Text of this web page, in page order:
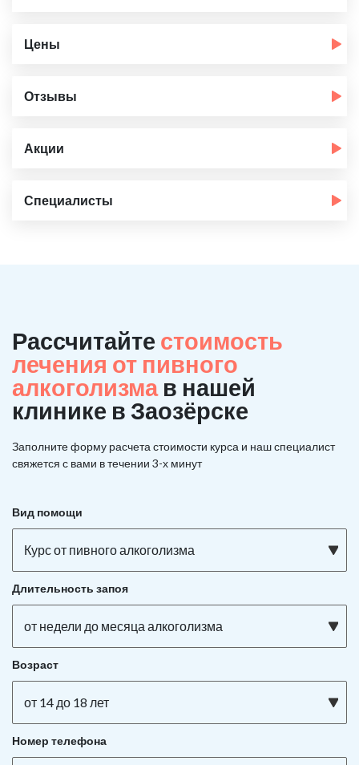
Цены
Отзывы
Акции
Специалисты
Рассчитайте стоимость
лечения от пивного
алкоголизма в нашей
клинике в Заозёрске
Заполните форму расчета стоимости курса и наш специалист
свяжется с вами в течении 3-х минут
Вид помощи
Курс от пивного алкоголизма
Длительность запоя
от недели до месяца алкоголизма
Возраст
от 14 до 18 лет
Номер телефона